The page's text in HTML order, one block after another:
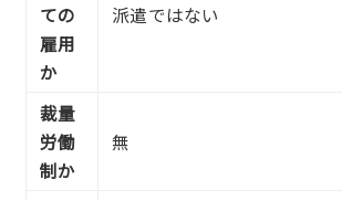
ての
雇用
か
派遣ではない
裁量
労働
制か
無